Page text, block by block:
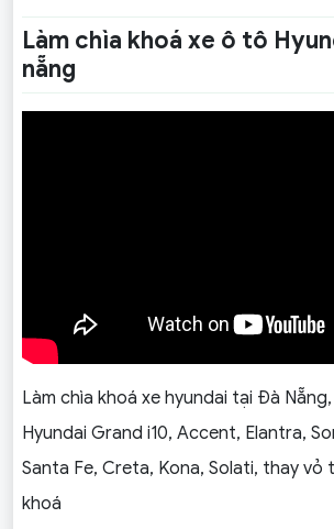
Làm chìa khoá xe ô tô
nẵng
Làm chìa khoá xe hyundai tại Đà
Hyundai Grand i10, Accent, Elantra,
Santa Fe, Creta, Kona, Solati, thay vỏ
khoá